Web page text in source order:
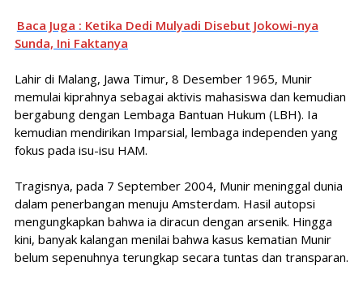
Baca Juga : Ketika Dedi Mulyadi Disebut Jokowi-nya
Sunda, Ini Faktanya
Lahir di Malang, Jawa Timur, 8 Desember 1965, Munir
memulai kiprahnya sebagai aktivis mahasiswa dan kemudian
bergabung dengan Lembaga Bantuan Hukum (LBH). Ia
kemudian mendirikan Imparsial, lembaga independen yang
fokus pada isu-isu HAM.
Tragisnya, pada 7 September 2004, Munir meninggal dunia
dalam penerbangan menuju Amsterdam. Hasil autopsi
mengungkapkan bahwa ia diracun dengan arsenik. Hingga
kini, banyak kalangan menilai bahwa kasus kematian Munir
belum sepenuhnya terungkap secara tuntas dan transparan.